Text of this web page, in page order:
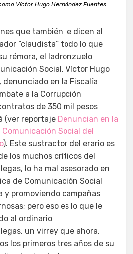
Víctor Hugo Hernández Fuentes.
que también le dicen al
“claudista” todo lo que
rémora, el ladronzuelo
Social, Víctor Hugo
denunciado en la Fiscalía
a la Corrupción
de 350 mil pesos
(ver reportaje Denuncian en la
Comunicación Social del
). Este sustractor del erario es
los muchos críticos del
lo ha mal asesorado en
de Comunicación Social
y promoviendo campañas
pero eso es lo que le
al ordinario
un virrey que ahora,
los primeros tres años de su